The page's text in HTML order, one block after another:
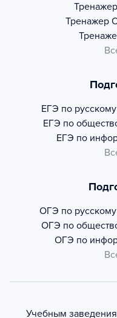
Тренажер
Тренажер
ЕГЭ по
ЕГЭ по
ЕГЭ по
ОГЭ по
ОГЭ по
ОГЭ по
Учебным